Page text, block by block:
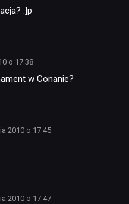
:]p
o 17:38
w Conanie?
2010 o 17:45
2010 o 17:47